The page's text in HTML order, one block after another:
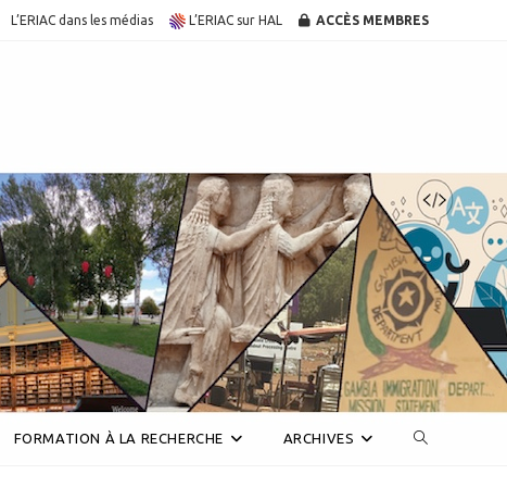
L’ERIAC dans les médias L’ERIAC sur HAL ACCÈS MEMBRES
FORMATION À LA RECHERCHE ARCHIVES Toggle